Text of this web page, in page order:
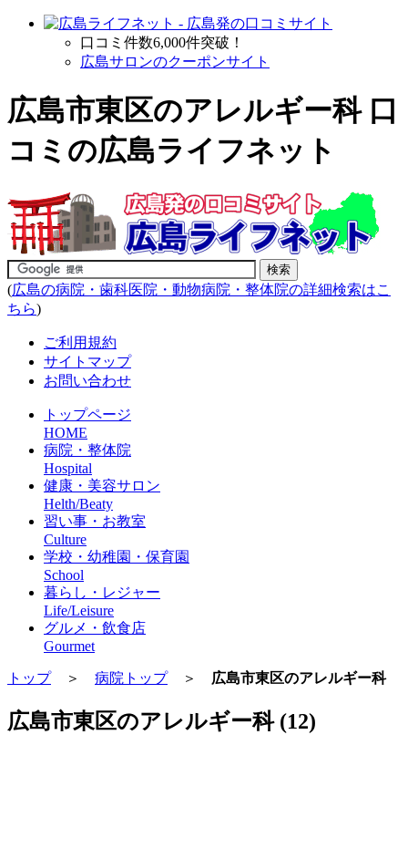
口コミ件数6,000件突破！
広島サロンのクーポンサイト
広島市東区のアレルギー科 口
コミの広島ライフネット
(広島の病院・歯科医院・動物病院・整体院の詳細検索はこ
ちら)
ご利用規約
サイトマップ
お問い合わせ
トップページ
HOME
病院・整体院
Hospital
健康・美容サロン
Helth/Beaty
習い事・お教室
Culture
学校・幼稚園・保育園
School
暮らし・レジャー
Life/Leisure
グルメ・飲食店
Gourmet
トップ＞ 病院トップ＞ 広島市東区のアレルギー科
広島市東区のアレルギー科 (12)